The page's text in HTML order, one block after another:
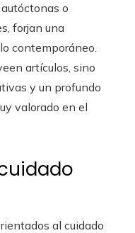
o
forjan una
contemporáneo.
artículos, sino
y un profundo
valorado en el
al cuidado